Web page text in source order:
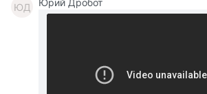
ЮД Юрий Дробот